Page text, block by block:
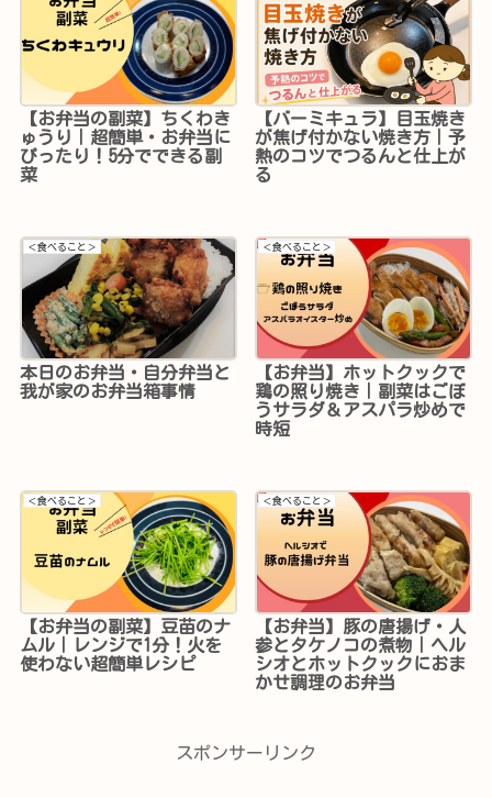
【お弁当の副菜】ちくわき
ゅうり｜超簡単・お弁当に
ぴったり！5分でできる副
菜
【バーミキュラ】目玉焼き
が焦げ付かない焼き方｜予
熱のコツでつるんと仕上が
る
＜食べること＞
本日のお弁当・自分弁当と
我が家のお弁当箱事情
＜食べること＞
【お弁当】ホットクックで
鶏の照り焼き｜副菜はごぼ
うサラダ＆アスパラ炒めで
時短
＜食べること＞
【お弁当の副菜】豆苗のナ
ムル｜レンジで1分！火を
使わない超簡単レシピ
＜食べること＞
【お弁当】豚の唐揚げ・人
参とタケノコの煮物｜ヘル
シオとホットクックにおま
かせ調理のお弁当
スポンサーリンク